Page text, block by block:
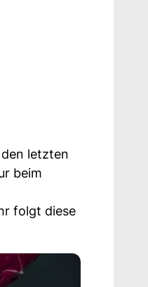
letzten
beim
folgt diese